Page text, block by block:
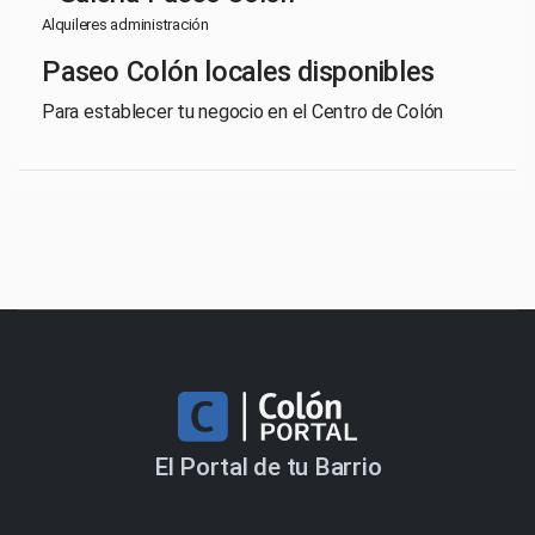
Alquileres administración
Paseo Colón locales disponibles
Para establecer tu negocio en el Centro de Colón
El Portal de tu Barrio